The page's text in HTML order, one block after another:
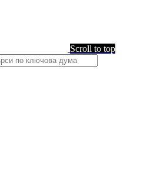
Scroll to top